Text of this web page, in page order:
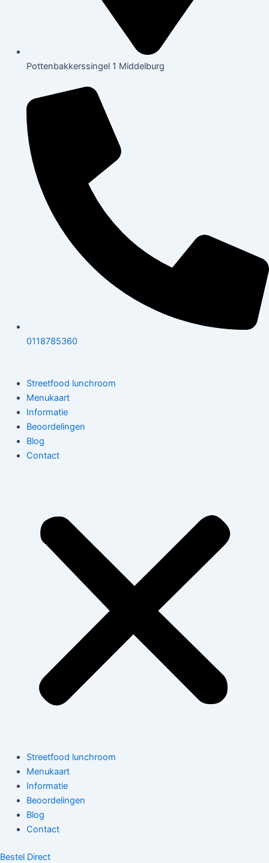
Pottenbakkerssingel 1 Middelburg
0118785360
Streetfood lunchroom
Menukaart
Informatie
Beoordelingen
Blog
Contact
Streetfood lunchroom
Menukaart
Informatie
Beoordelingen
Blog
Contact
Bestel Direct